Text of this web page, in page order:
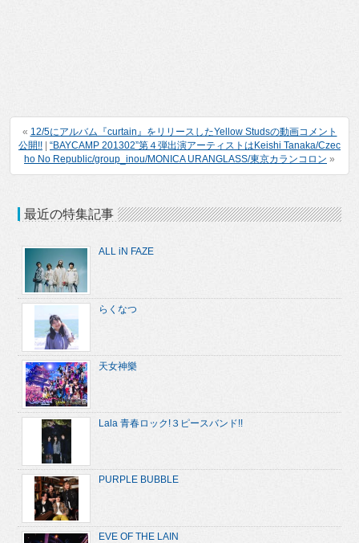
« 12/5にアルバム『curtain』をリリースしたYellow Studsの動画コメント
公開!! | “BAYCAMP 201302”第４弾出演アーティストはKeishi Tanaka/Czec
ho No Republic/group_inou/MONICA URANGLASS/東京カランコロン »
最近の特集記事
ALL iN FAZE
らくなつ
天女神樂
Lala 青春ロック!３ピースバンド!!
PURPLE BUBBLE
EVE OF THE LAIN